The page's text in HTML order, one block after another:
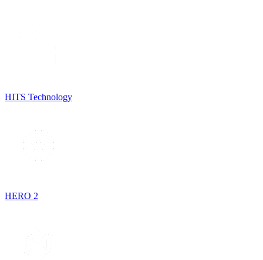
HITS Technology
HERO 2